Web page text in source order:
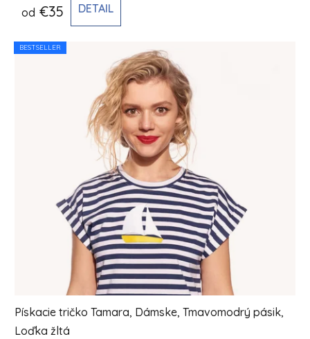
od €35 DETAIL
BESTSELLER
Pískacie tričko Tamara, Dámske, Tmavomodrý pásik,
Loďka žltá